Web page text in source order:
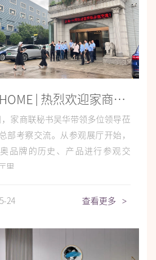
EON HOME | 热烈欢迎家商联顺德品牌家具考察团莅临宜奥考察交流
，家商联秘书吴华带领多位领导莅
部考察交流。从参观展厅开始，
品牌的历史、产品进行参观交
里...
24 查看更多 >